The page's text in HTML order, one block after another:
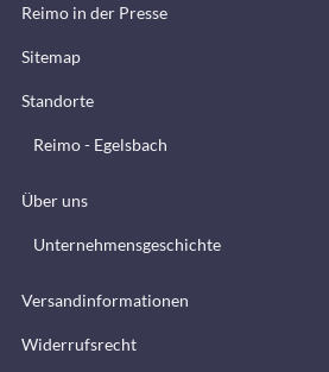
Reimo in der Presse
Sitemap
Standorte
Reimo - Egelsbach
Über uns
Unternehmensgeschichte
Versandinformationen
Widerrufsrecht